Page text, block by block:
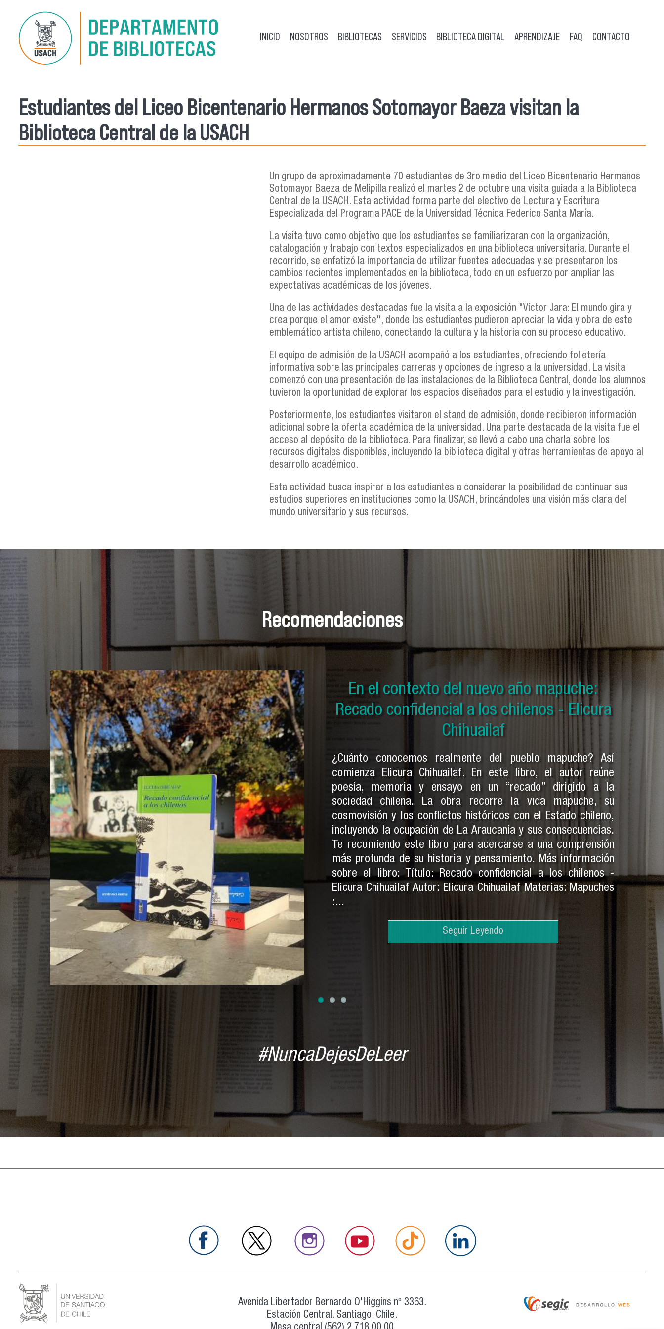
INICIO NOSOTROS BIBLIOTECAS SERVICIOS BIBLIOTECA DIGITAL APRENDIZAJE FAQ CONTACTO
Estudiantes del Liceo Bicentenario Hermanos Sotomayor Baeza visitan la
Biblioteca Central de la USACH
Un grupo de aproximadamente 70 estudiantes de 3ro medio del Liceo Bicentenario Hermanos
Sotomayor Baeza de Melipilla realizó el martes 2 de octubre una visita guiada a la Biblioteca
Central de la USACH. Esta actividad forma parte del electivo de Lectura y Escritura
Especializada del Programa PACE de la Universidad Técnica Federico Santa María.
La visita tuvo como objetivo que los estudiantes se familiarizaran con la organización,
catalogación y trabajo con textos especializados en una biblioteca universitaria. Durante el
recorrido, se enfatizó la importancia de utilizar fuentes adecuadas y se presentaron los
cambios recientes implementados en la biblioteca, todo en un esfuerzo por ampliar las
expectativas académicas de los jóvenes.
Una de las actividades destacadas fue la visita a la exposición "Víctor Jara: El mundo gira y
crea porque el amor existe", donde los estudiantes pudieron apreciar la vida y obra de este
emblemático artista chileno, conectando la cultura y la historia con su proceso educativo.
El equipo de admisión de la USACH acompañó a los estudiantes, ofreciendo folletería
informativa sobre las principales carreras y opciones de ingreso a la universidad. La visita
comenzó con una presentación de las instalaciones de la Biblioteca Central, donde los alumnos
tuvieron la oportunidad de explorar los espacios diseñados para el estudio y la investigación.
Posteriormente, los estudiantes visitaron el stand de admisión, donde recibieron información
adicional sobre la oferta académica de la universidad. Una parte destacada de la visita fue el
acceso al depósito de la biblioteca. Para finalizar, se llevó a cabo una charla sobre los
recursos digitales disponibles, incluyendo la biblioteca digital y otras herramientas de apoyo al
desarrollo académico.
Esta actividad busca inspirar a los estudiantes a considerar la posibilidad de continuar sus
estudios superiores en instituciones como la USACH, brindándoles una visión más clara del
mundo universitario y sus recursos.
Recomendaciones
En el contexto del nuevo año mapuche:
Recado confidencial a los chilenos - Elicura
Chihuailaf
¿Cuánto conocemos realmente del pueblo mapuche? Así
comienza Elicura Chihuailaf. En este libro, el autor reúne
poesía, memoria y ensayo en un “recado” dirigido a la
sociedad chilena. La obra recorre la vida mapuche, su
cosmovisión y los conflictos históricos con el Estado chileno,
incluyendo la ocupación de La Araucanía y sus consecuencias.
Te recomiendo este libro para acercarse a una comprensión
más profunda de su historia y pensamiento. Más información
sobre el libro: Título: Recado confidencial a los chilenos -
Elicura Chihuailaf Autor: Elicura Chihuailaf Materias: Mapuches
:...
Seguir Leyendo
En el contexto del nuevo año mapuche: Solo
por ser indios y otras crónicas mapuches -
Pedro Cayuqueo
En el contexto del nuevo año mapuche:
Historia secreta mapuche - Pedro Cayuqueo
#NuncaDejesDeLeer
Avenida Libertador Bernardo O'Higgins nº 3363.
Estación Central. Santiago. Chile.